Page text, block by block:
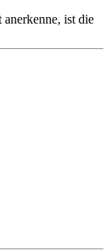
ist die